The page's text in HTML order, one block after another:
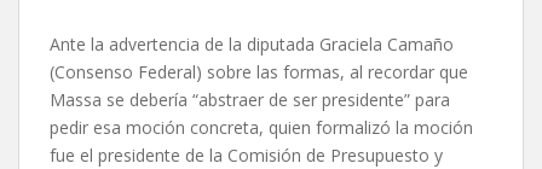
Ante la advertencia de la diputada Graciela Camaño
(Consenso Federal) sobre las formas, al recordar que
Massa se debería “abstraer de ser presidente” para
pedir esa moción concreta, quien formalizó la moción
fue el presidente de la Comisión de Presupuesto y